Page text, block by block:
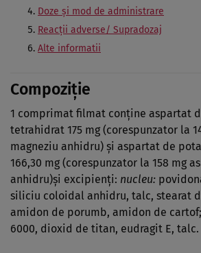
Doze şi mod de administrare
Reacţii adverse/ Supradozaj
Alte informatii
Compoziţie
1 comprimat filmat conţine aspartat
tetrahidrat 175 mg (corespunzator la
magneziu anhidru) şi aspartat de
166,30 mg (corespunzator la 158 mg
anhidru)şi excipienţi: nucleu:
siliciu coloidal anhidru, talc, stearat
amidon de porumb, amidon de cartof;
6000, dioxid de titan, eudragit E, talc.